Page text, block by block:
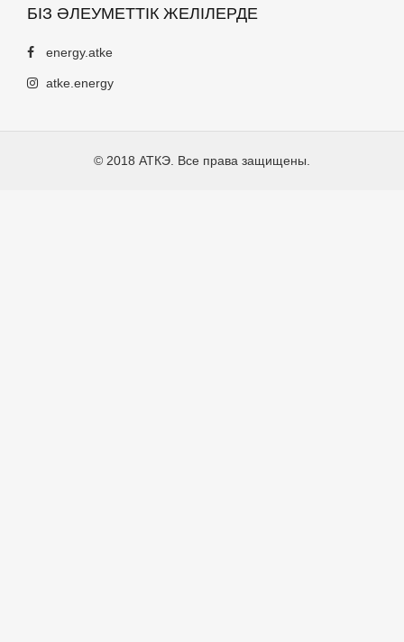
БІЗ ӘЛЕУМЕТТІК ЖЕЛІЛЕРДЕ
energy.atke
atke.energy
© 2018 АТКЭ. Все права защищены.